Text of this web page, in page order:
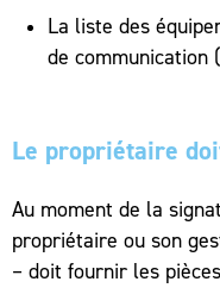
La liste des
de communication
Le propriétaire
Au moment de la
propriétaire ou son
– doit fournir les